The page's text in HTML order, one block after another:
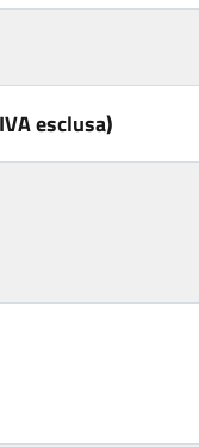
esclusa)